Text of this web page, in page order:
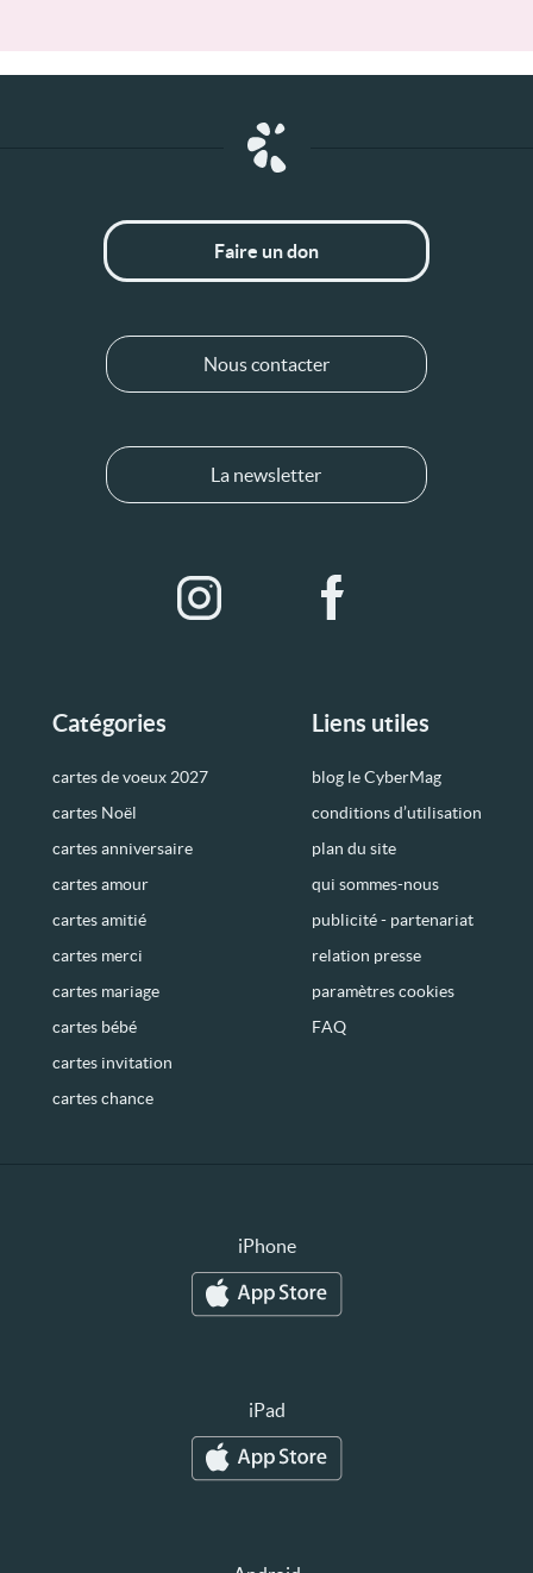
Catégories
cartes de voeux 2027
cartes Noël
cartes anniversaire
cartes amour
cartes amitié
cartes merci
cartes mariage
cartes bébé
cartes invitation
cartes chance
Liens utiles
blog le CyberMag
conditions d’utilisation
plan du site
qui sommes-nous
publicité - partenariat
relation presse
paramètres cookies
FAQ
Faire un don
Nous contacter
La newsletter
iPhone
iPad